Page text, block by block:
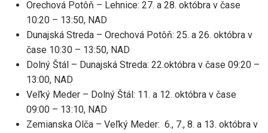
Orechová Potôň – Lehnice: 27. a 28. októbra v čase
10:20 – 13:50, NAD
Dunajská Streda – Orechová Potôň: 25. a 26. októbra v
čase 10:30 – 13:50, NAD
Dolný Štál – Dunajská Streda: 22.októbra v čase 09:20 –
13:00, NAD
Veľký Meder – Dolný Štál: 11. a 12. októbra v čase
09:00 – 13:10, NAD
Zemianska Olča – Veľký Meder: 6., 7., 8. a 13. októbra v